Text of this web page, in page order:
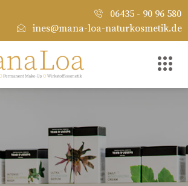
06435 - 90 96 580
ines@mana-loa-naturkosmetik.de